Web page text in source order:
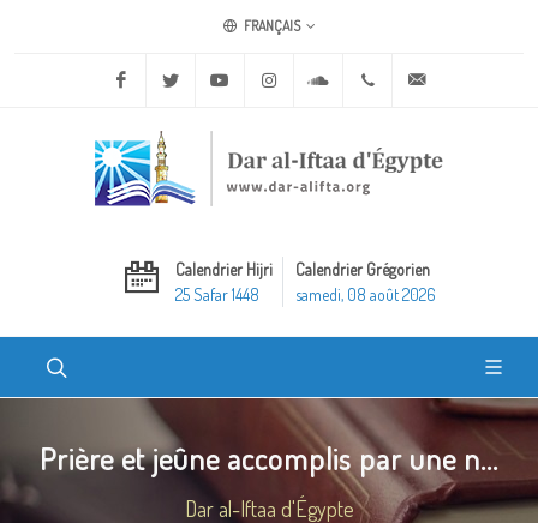
FRANÇAIS
Facebook Twitter Youtube Instagram Soundcloud+20 2 25970400
Calendrier Hijri
25 Safar 1448
Calendrier Grégorien
samedi, 08 août 2026
Prière et jeûne accomplis par une n...
Dar al-Iftaa d'Égypte